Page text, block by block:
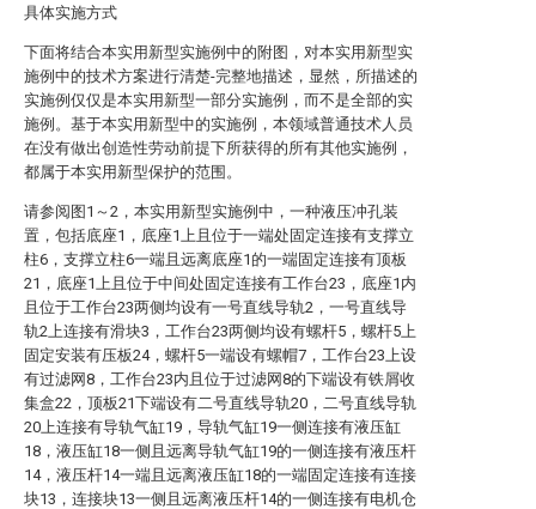
具体实施方式
下面将结合本实用新型实施例中的附图，对本实用新型实
施例中的技术方案进行清楚-完整地描述，显然，所描述的
实施例仅仅是本实用新型一部分实施例，而不是全部的实
施例。基于本实用新型中的实施例，本领域普通技术人员
在没有做出创造性劳动前提下所获得的所有其他实施例，
都属于本实用新型保护的范围。
请参阅图1～2，本实用新型实施例中，一种液压冲孔装
置，包括底座1，底座1上且位于一端处固定连接有支撑立
柱6，支撑立柱6一端且远离底座1的一端固定连接有顶板
21，底座1上且位于中间处固定连接有工作台23，底座1内
且位于工作台23两侧均设有一号直线导轨2，一号直线导
轨2上连接有滑块3，工作台23两侧均设有螺杆5，螺杆5上
固定安装有压板24，螺杆5一端设有螺帽7，工作台23上设
有过滤网8，工作台23内且位于过滤网8的下端设有铁屑收
集盒22，顶板21下端设有二号直线导轨20，二号直线导轨
20上连接有导轨气缸19，导轨气缸19一侧连接有液压缸
18，液压缸18一侧且远离导轨气缸19的一侧连接有液压杆
14，液压杆14一端且远离液压缸18的一端固定连接有连接
块13，连接块13一侧且远离液压杆14的一侧连接有电机仓